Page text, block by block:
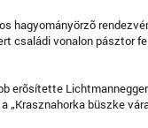
hagyományörzõ
családi vonalon pásztor
erõsítette
„Krasznahorka büszke